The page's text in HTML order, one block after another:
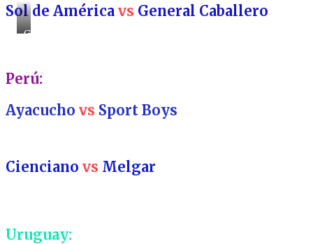
Sol de América vs General Caballero
General
Perú:
Ayacucho vs Sport Boys
Cienciano vs Melgar
Uruguay: